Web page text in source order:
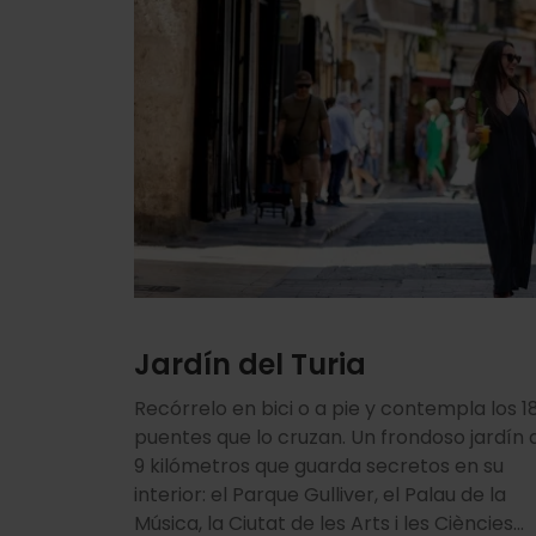
Jardín del Turia
Recórrelo en bici o a pie y contempla los
puentes que lo cruzan. Un frondoso jardín
9 kilómetros que guarda secretos en su
interior: el Parque Gulliver, el Palau de la
Música, la Ciutat de les Arts i les Ciències...